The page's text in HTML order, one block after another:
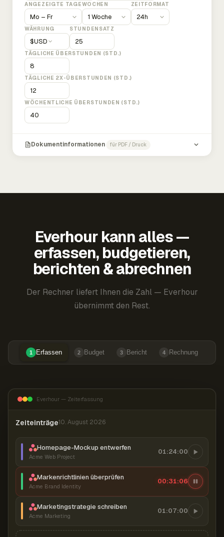
ANGEZEIGTE TAGEWOCHEN ZEITFORMAT
WÄHRUNG
$USD
STUNDENSATZ
TÄGLICHE ÜBERSTUNDEN (STD.)
TÄGLICHE 2X-ÜBERSTUNDEN (STD.)
WÖCHENTLICHE ÜBERSTUNDEN (STD.)
Dokumentinformationen für PDF / Druck
Everhour kann alles —
erfassen, budgetieren,
berichten & abrechnen
Der Rechner liefert Ihnen die Zahl — Everhour
übernimmt den Rest.
1 Erfassen 2 Budget 3 Bericht 4 Rechnung
Everhour — Zeiterfassung
Zeiteinträge10. August 2026
Homepage-Mockup entwerfen
Acme Web Project
01:24:00
Markenrichtlinien überprüfen
Acme Brand Identity
00:31:07
Marketingstrategie schreiben
Acme Marketing
01:07:00